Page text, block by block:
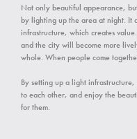
Not only beautiful appearance,
by lighting up the area at night. It
infrastructure, which creates
and the city will become more
whole. When people come
By setting up a light
to each other, and enjoy the
for them.